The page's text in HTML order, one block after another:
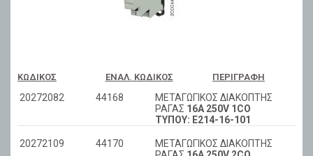
ΚΩΔΙΚΌΣ ΕΝΑΛ. ΚΩΔΙΚΌΣ ΠΕΡΙΓΡΑΦΉ
20272082 44168
ΜΕΤΑΓΩΓΙΚΟΣ ΔΙΑΚΟΠΤΗΣ
ΡΑΓΑΣ 16Α 250V 1CO
ΤΥΠΟΥ: Ε214-16-101
20272109 44170
ΜΕΤΑΓΩΓΙΚΟΣ ΔΙΑΚΟΠΤΗΣ